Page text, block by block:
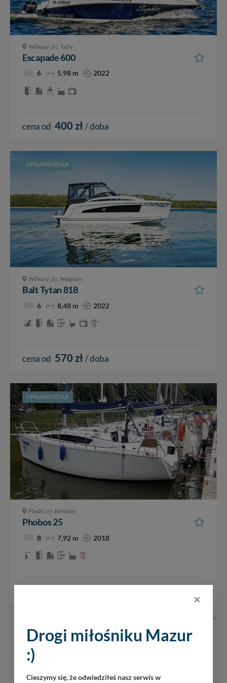
Wilkasy , jez. Tajty
Escapade 600
6 5,98 m 2022
cena od 400 zł/ doba
UPRAWNIENIA
Wilkasy , jez. Niegocin
Balt Tytan 818
6 8,48 m 2022
cena od 570 zł/ doba
UPRAWNIENIA
Piaski , jez. Bełdany
Phobos 25
8 7,92 m 2018
REKLAMA
×
Drogi miłośniku Mazur
:)
Cieszymy się, że odwiedziłeś nasz serwis w